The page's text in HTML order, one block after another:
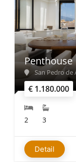
€ 1.180.000
Penthouse
San Pedro de
2 3
Detail